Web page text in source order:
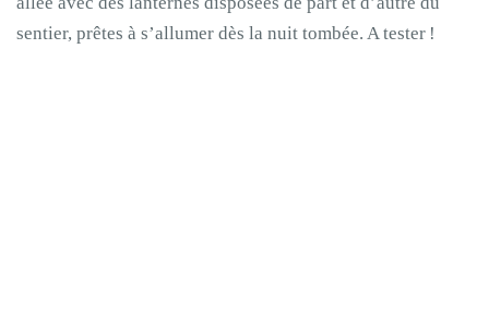
sentier, prêtes à s’allumer dès la nuit tombée. A tester !